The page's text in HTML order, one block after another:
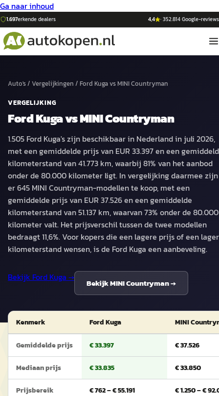
Ga naar inhoud
1.697erkende dealers 4,4 ·352.814Google-reviews
Auto's/ Vergelijkingen / Ford KugavsMINI Countryman
VERGELIJKING
Ford KugavsMINI Countryman
1.505 Ford Kuga's zijn beschikbaar in Nederland in juli 2026,
met een gemiddelde prijs van EUR 33.397 en een
kilometerstand van 41.773 km, waarbij 81% van het aanbod
onder de 80.000 kilometer ligt. In vergelijking daarmee zijn
er 645 MINI Countryman-modellen te koop, met een
gemiddelde prijs van EUR 37.526 en een gemiddelde
kilometerstand van 51.137 km, waarvan 73% onder de 80.000
kilometer valt. Het prijsverschil tussen de twee modellen
bedraagt 11,6%. Voor kopers die een lagere prijs of een
kilometerstand wensen, is de Ford Kuga een aanbeveling.
Bekijk Ford Kuga →
BekijkMINI Countryman→
Kenmerk Ford Kuga MINI
Gemiddelde prijs € 33.397 € 37.526
Mediaan prijs € 33.835 € 33.850
Prijsbereik € 762 – € 55.191 € 1.250 – €